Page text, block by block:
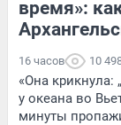
время»:
16 часов 10
«Она крикнула:
у океана во
минуты